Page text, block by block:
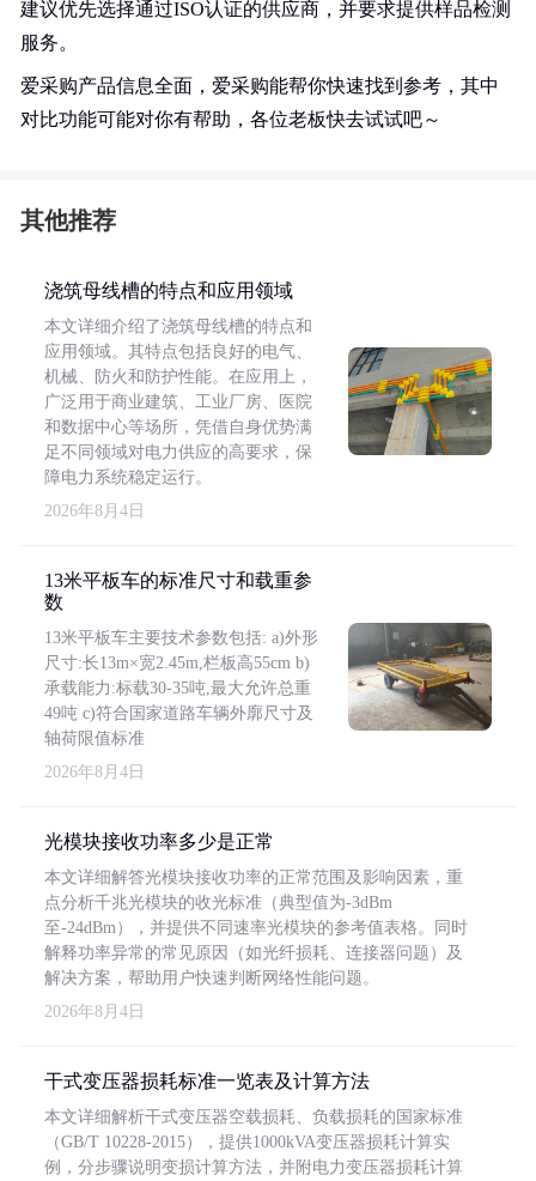
建议优先选择通过ISO认证的供应商，并要求提供样品检测
服务。
爱采购产品信息全面，爱采购能帮你快速找到参考，其中
对比功能可能对你有帮助，各位老板快去试试吧～
其他推荐
浇筑母线槽的特点和应用领域
本文详细介绍了浇筑母线槽的特点和
应用领域。其特点包括良好的电气、
机械、防火和防护性能。在应用上，
广泛用于商业建筑、工业厂房、医院
和数据中心等场所，凭借自身优势满
足不同领域对电力供应的高要求，保
障电力系统稳定运行。
2026年8月4日
13米平板车的标准尺寸和载重参
数
13米平板车主要技术参数包括: a)外形
尺寸:长13m×宽2.45m,栏板高55cm b)
承载能力:标载30-35吨,最大允许总重
49吨 c)符合国家道路车辆外廓尺寸及
轴荷限值标准
2026年8月4日
光模块接收功率多少是正常
本文详细解答光模块接收功率的正常范围及影响因素，重
点分析千兆光模块的收光标准（典型值为-3dBm
至-24dBm），并提供不同速率光模块的参考值表格。同时
解释功率异常的常见原因（如光纤损耗、连接器问题）及
解决方案，帮助用户快速判断网络性能问题。
2026年8月4日
干式变压器损耗标准一览表及计算方法
本文详细解析干式变压器空载损耗、负载损耗的国家标准
（GB/T 10228-2015），提供1000kVA变压器损耗计算实
例，分步骤说明变损计算方法，并附电力变压器损耗计算